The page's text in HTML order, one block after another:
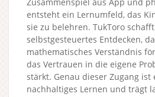
entsteht ein Lernumfeld, das
sie zu belehren. TukToro
selbstgesteuertes Entdecken,
mathematisches Verständnis
das Vertrauen in die eigene
stärkt. Genau dieser Zugang
nachhaltiges Lernen und trägt